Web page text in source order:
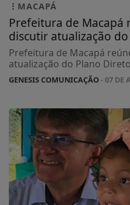
MACAPÁ
Prefeitura de Macapá
discutir atualização
Prefeitura de Macapá
atualização do Plano
GENESIS COMUNICAÇÃO- 07 DE